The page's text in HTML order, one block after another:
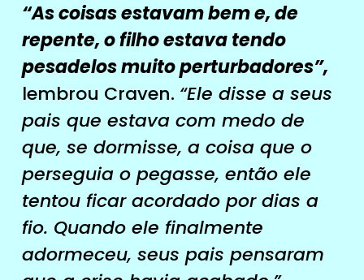
“As coisas estavam bem e, de
repente, o filho estava tendo
pesadelos muito perturbadores”,
lembrou Craven. “Ele disse a seus
pais que estava com medo de
que, se dormisse, a coisa que o
perseguia o pegasse, então ele
tentou ficar acordado por dias a
fio. Quando ele finalmente
adormeceu, seus pais pensaram